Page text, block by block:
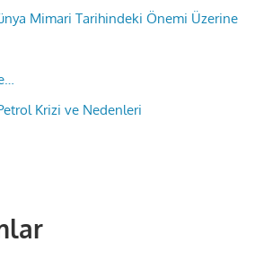
Mimari Tarihindeki Önemi Üzerine
Krizi ve Nedenleri